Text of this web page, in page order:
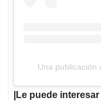
Una publicación
|Le puede interesar